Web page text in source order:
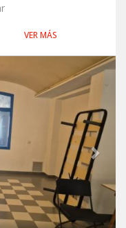
VER MÁS
Next